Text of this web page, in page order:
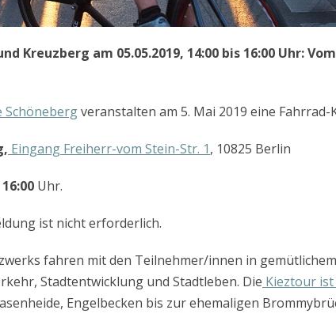
Kreuzberg am 05.05.2019, 14:00 bis 16:00 Uhr:
Schönebergveranstalten am 5. Mai 2019 eine
Eingang Freiherr-vom Stein-Str. 1, 10825 Berlin
16:00 Uhr.
ist nicht erforderlich.
fahren mit den Teilnehmer/innen in
Stadtentwicklung und Stadtleben. Die Kieztour ist
Engelbecken bis zur ehemaligen